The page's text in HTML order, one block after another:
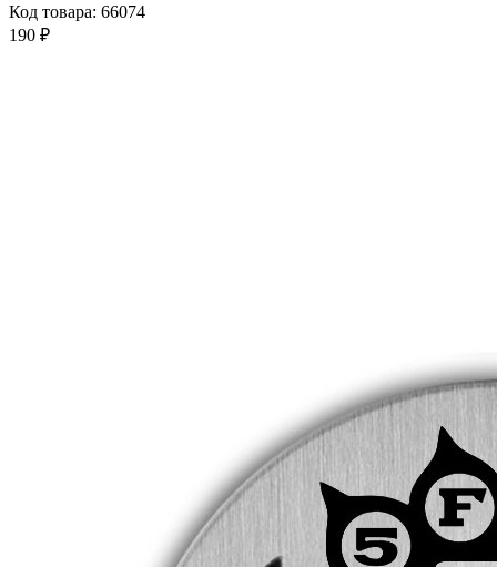
Код товара: 66074
190 ₽